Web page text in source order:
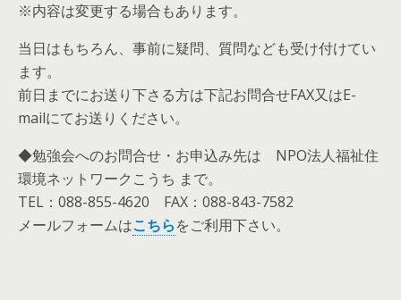
※内容は変更する場合もあります。
当日はもちろん、事前に疑問、質問なども受け付けてい
ます。
前日までにお送り下さる方は下記お問合せFAX又はE-
mailにてお送りください。
◆勉強会へのお問合せ・お申込み先は NPO法人福祉住
環境ネットワークこうち まで。
TEL：088-855-4620 FAX：088-843-7582
メールフォームはこちらをご利用下さい。